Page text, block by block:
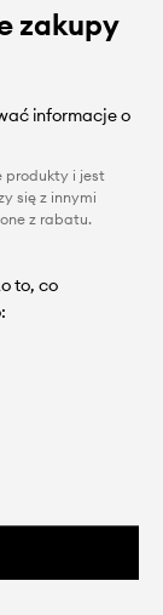
zakupy
informacje o
produkty i jest
się z innymi
z rabatu.
to, co